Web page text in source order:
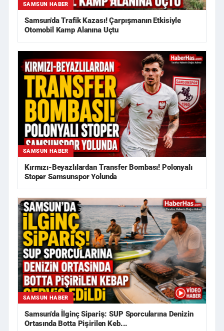
SAMSUN HABER
Samsun'da Trafik Kazası! Çarpışmanın Etkisiyle
Otomobil Kamp Alanına Uçtu
SAMSUN HABER
Kırmızı-Beyazlılardan Transfer Bombası! Polonyalı
Stoper Samsunspor Yolunda
SAMSUN HABER
Samsun'da İlginç Sipariş: SUP Sporcularına Denizin
Ortasında Botta Pişirilen Keb...